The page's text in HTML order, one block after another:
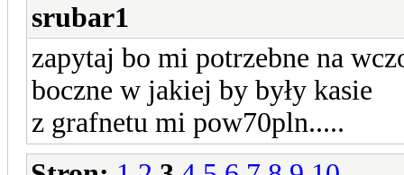
srubar1
zapytaj bo mi potrzebne na
boczne w jakiej by były kasie
z grafnetu mi pow70pln.....